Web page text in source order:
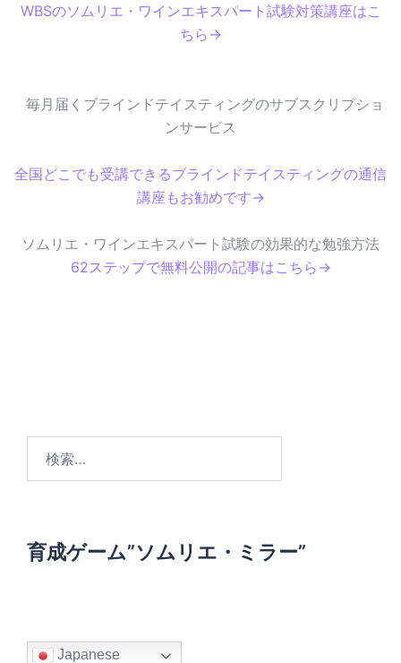
WBSのソムリエ・ワインエキスパート試験対策講座はこ
ちら→
毎月届くブラインドテイスティングのサブスクリプショ
ンサービス
全国どこでも受講できるブラインドテイスティングの通信
講座もお勧めです→
ソムリエ・ワインエキスパート試験の効果的な勉強方法
62ステップで無料公開の記事はこちら→
育成ゲーム”ソムリエ・ミラー”
Japanese